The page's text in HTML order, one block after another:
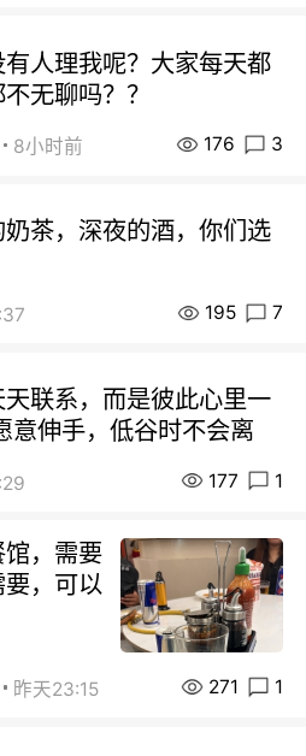
人理我呢？大家每天都
无聊吗？？
8小时前 176 3
茶，深夜的酒，你们选
195 7
联系，而是彼此心里一
意伸手，低谷时不会离
177 1
，需要
，可以
昨天23:15 271 1